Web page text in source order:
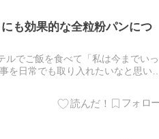
も効果的な全粒粉パンにつ
でご飯を食べて「私は今までいっ
日常でも取り入れたいなと思い、